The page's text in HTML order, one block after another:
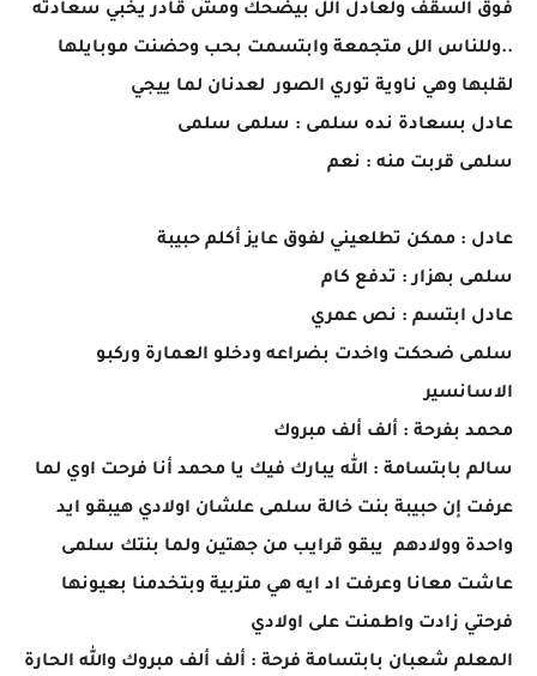
فوق السقف ولعادل الل بيضحك ومش قادر يخبي سعادته
..وللناس الل متجمعة وابتسمت بحب وحضنت موبايلها
لقلبها وهي ناوية توري الصور لعدنان لما ييجي
عادل بسعادة نده سلمى : سلمى سلمى
سلمى قربت منه : نعم
عادل : ممكن تطلعيني لفوق عايز أكلم حبيبة
سلمى بهزار : تدفع كام
عادل ابتسم : نص عمري
سلمى ضحكت واخدت بضراعه ودخلو العمارة وركبو
الاسانسير
محمد بفرحة : ألف ألف مبروك
سالم بابتسامة : الله يبارك فيك يا محمد أنا فرحت اوي لما
عرفت إن حبيبة بنت خالة سلمى علشان اولادي هيبقو ايد
واحدة وولادهم يبقو قرايب من جهتين ولما بنتك سلمى
عاشت معانا وعرفت اد ايه هي متربية وبتخدمنا بعيونها
فرحتي زادت واطمنت على اولادي
المعلم شعبان بابتسامة فرحة : ألف ألف مبروك والله الحارة